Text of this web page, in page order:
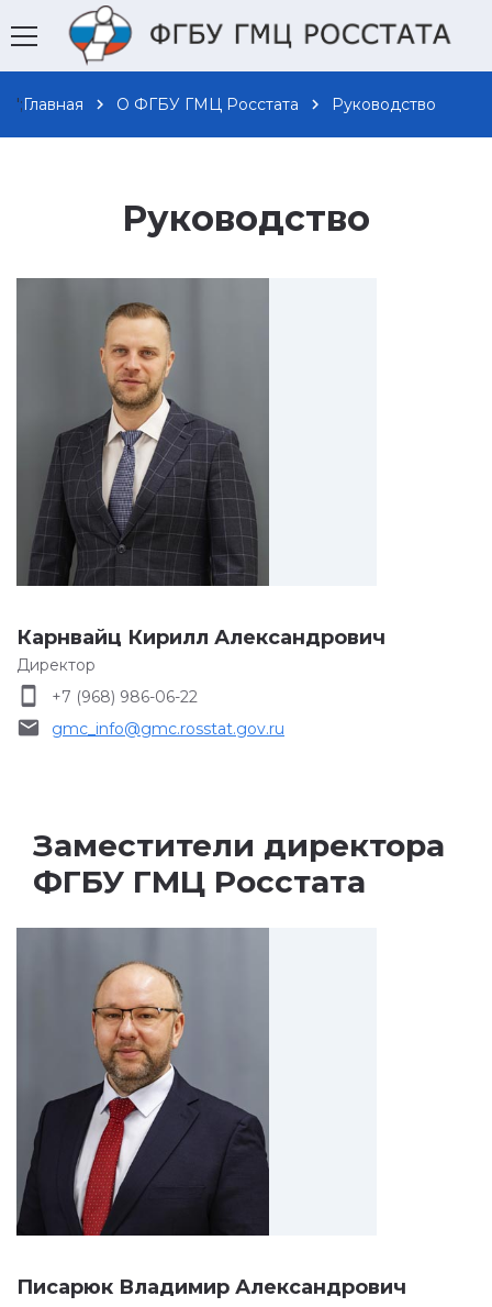
';Главная chevron_right О ФГБУ ГМЦ Росстата chevron_right Руководство
Руководство
Карнвайц Кирилл Александрович
Директор
smartphone +7 (968) 986-06-22
email gmc_info@gmc.rosstat.gov.ru
Заместители директора
ФГБУ ГМЦ Росстата
Писарюк Владимир Александрович